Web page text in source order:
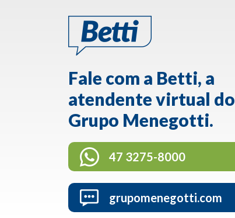
Fale com a Betti, a
atendente virtual do
Grupo Menegotti.
47 3275-8000
grupomenegotti.com